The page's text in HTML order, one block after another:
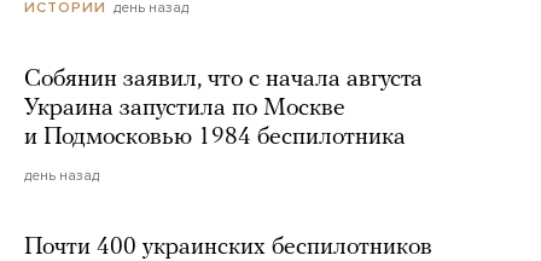
ИСТОРИИ день назад
Собянин заявил, что с начала августа
Украина запустила по Москве
и Подмосковью 1984 беспилотника
день назад
Почти 400 украинских беспилотников